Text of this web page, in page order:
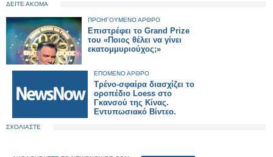
ΔΕΙΤΕ ΑΚΟΜΑ
ΠΡΟΗΓΟΥΜΕΝΟ ΑΡΘΡΟ
Επιστρέφει το Grand Prize
του «Ποιος θέλει να γίνει
εκατομμυριούχος;»
ΕΠΟΜΕΝΟ ΑΡΘΡΟ
Τρένο-σφαίρα διασχίζει το
οροπέδιο Loess στο
Γκανσού της Κίνας.
Εντυπωσιακό Βίντεο.
ΣΧΟΛΙΑΣΤΕ